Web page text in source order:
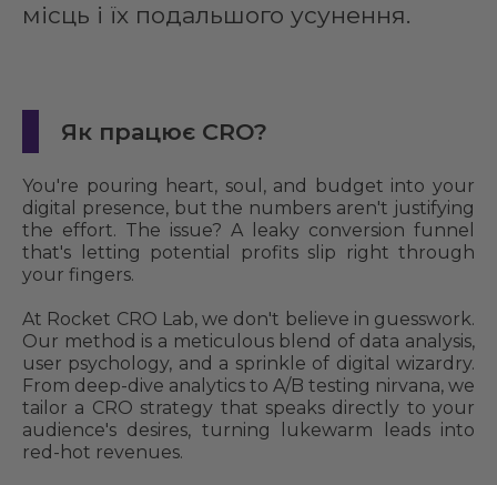
місць і їх подальшого усунення.
Як працює CRO?
You're pouring heart, soul, and budget into your
digital presence, but the numbers aren't justifying
the effort. The issue? A leaky conversion funnel
that's letting potential profits slip right through
your fingers.
At Rocket CRO Lab, we don't believe in guesswork.
Our method is a meticulous blend of data analysis,
user psychology, and a sprinkle of digital wizardry.
From deep-dive analytics to A/B testing nirvana, we
tailor a CRO strategy that speaks directly to your
audience's desires, turning lukewarm leads into
red-hot revenues.